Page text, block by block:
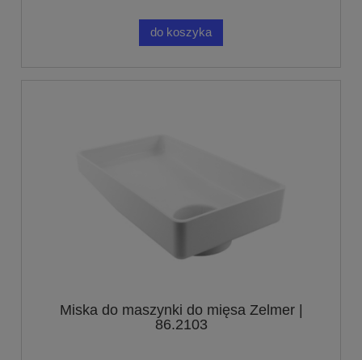
do koszyka
Miska do maszynki do mięsa Zelmer |
86.2103